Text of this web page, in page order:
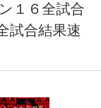
１６全試合
試合結果速